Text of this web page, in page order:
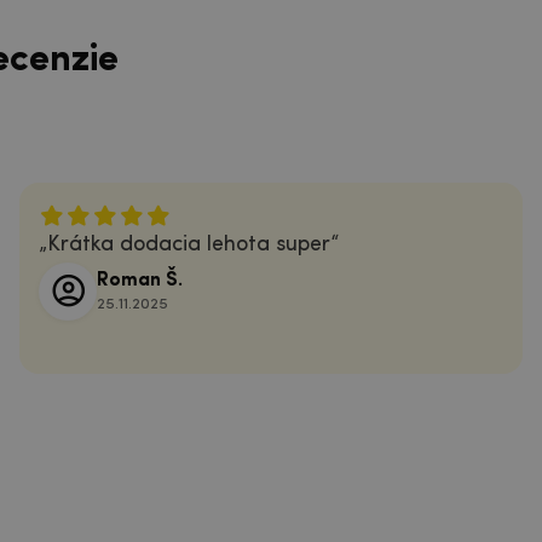
Krátka dodacia lehota super
Roman Š.
25.11.2025